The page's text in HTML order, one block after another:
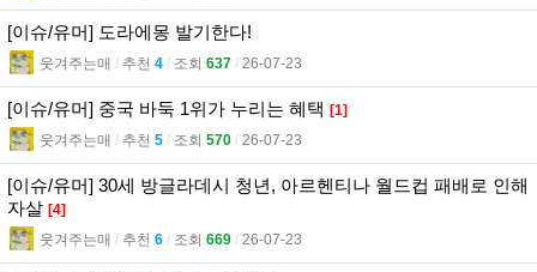
[이슈/유머] 도라에몽 발기한다!
웃겨주는매 l 추천 4 l 조회 637 l 26-07-23
[이슈/유머] 중국 바둑 1위가 누리는 혜택 [1]
웃겨주는매 l 추천 5 l 조회 570 l 26-07-23
[이슈/유머] 30세 방글라데시 청년, 아르헨티나 월드컵 패배로 인해
자살 [4]
웃겨주는매 l 추천 6 l 조회 669 l 26-07-23